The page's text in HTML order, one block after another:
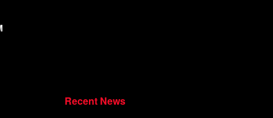
Recent News